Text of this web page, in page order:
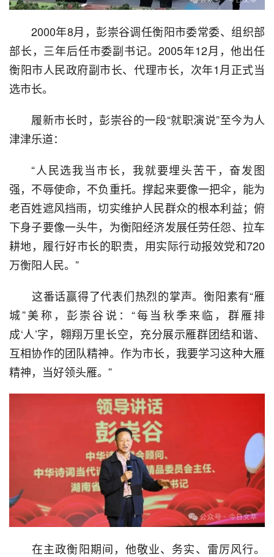
2000年8月，彭崇谷调任衡阳市委常委、组织部
部长，三年后任市委副书记。2005年12月，他出任
衡阳市人民政府副市长、代理市长，次年1月正式当
选市长。
履新市长时，彭崇谷的一段“就职演说”至今为人
津津乐道：
“人民选我当市长，我就要埋头苦干，奋发图
强，不辱使命，不负重托。撑起来要像一把伞，能为
老百姓遮风挡雨，切实维护人民群众的根本利益；俯
下身子要像一头牛，为衡阳经济发展任劳任怨、拉车
耕地，履行好市长的职责，用实际行动报效党和720
万衡阳人民。”
这番话赢得了代表们热烈的掌声。衡阳素有“雁
城”美称，彭崇谷说：“每当秋季来临，群雁排
成‘人’字，翱翔万里长空，充分展示雁群团结和谐、
互相协作的团队精神。作为市长，我要学习这种大雁
精神，当好领头雁。”
在主政衡阳期间，他敬业、务实、雷厉风行。